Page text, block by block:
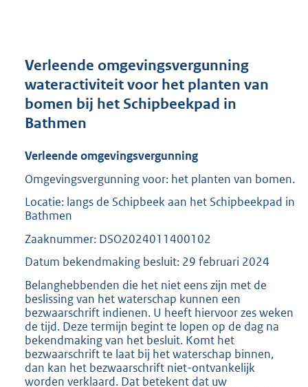
r
o
t
2
0
K
Verleende omgevingsvergunning
wateractiviteit voor het planten van
bomen bij het Schipbeekpad in
Bathmen
Verleende omgevingsvergunning
Omgevingsvergunning voor: het planten van bomen.
Locatie: langs de Schipbeek aan het Schipbeekpad in
Bathmen
Zaaknummer: DSO2024011400102
Datum bekendmaking besluit: 29 februari 2024
Belanghebbenden die het niet eens zijn met de
beslissing van het waterschap kunnen een
bezwaarschrift indienen. U heeft hiervoor zes weken
de tijd. Deze termijn begint te lopen op de dag na
bekendmaking van het besluit. Komt het
bezwaarschrift te laat bij het waterschap binnen,
dan kan het bezwaarschrift niet-ontvankelijk
worden verklaard. Dat betekent dat uw